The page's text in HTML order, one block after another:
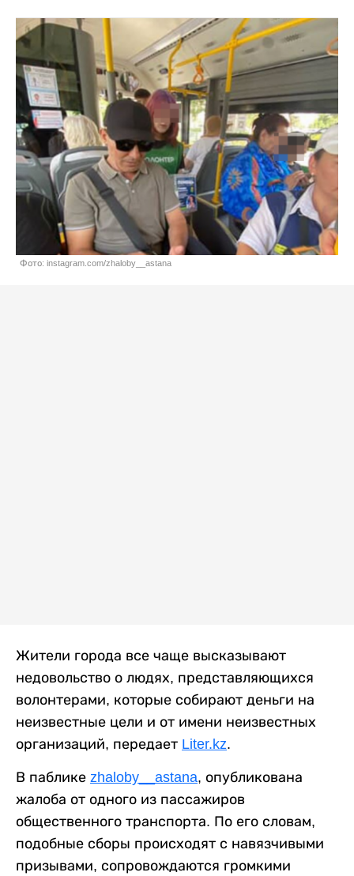
Фото: instagram.com/zhaloby__astana
Жители города все чаще высказывают
недовольство о людях, представляющихся
волонтерами, которые собирают деньги на
неизвестные цели и от имени неизвестных
организаций, передает Liter.kz.
В паблике zhaloby__astana, опубликована
жалоба от одного из пассажиров
общественного транспорта. По его словам,
подобные сборы происходят с навязчивыми
призывами, сопровождаются громкими